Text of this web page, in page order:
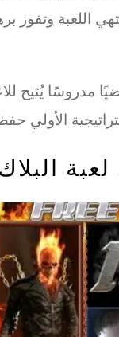
مدروسًا يُتيح
الأولي